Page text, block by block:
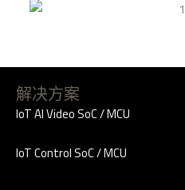
解决方案
IoT AI Video SoC / MCU
IoT Control SoC / MCU